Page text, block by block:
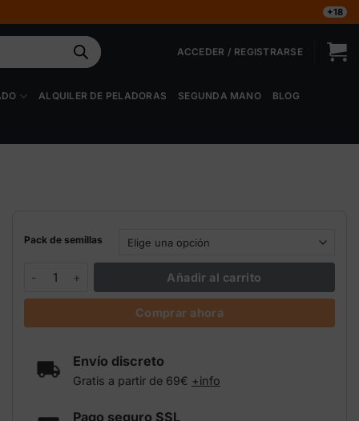
+18
ACCEDER / REGISTRARSE
ALQUILER DE PELADORAS SEGUNDA MANO BLOG
Pack de semillas
Añadir al carrito
Comprar ahora
Envío discreto
Gratis a partir de 69€ +info
Pago seguro SSL